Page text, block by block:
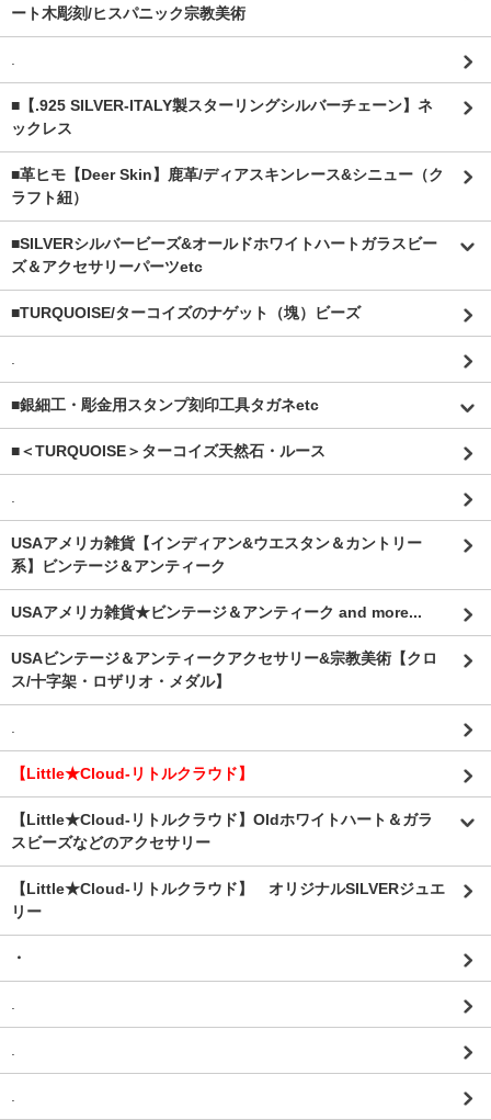
ート木彫刻/ヒスパニック宗教美術
■【.925 SILVER-ITALY製スターリングシルバーチェーン】ネ
ックレス
■革ヒモ【Deer Skin】鹿革/ディアスキンレース&シニュー（ク
ラフト紐）
■SILVERシルバービーズ&オールドホワイトハートガラスビー
ズ＆アクセサリーパーツetc
■TURQUOISE/ターコイズのナゲット（塊）ビーズ
■銀細工・彫金用スタンプ刻印工具タガネetc
■＜TURQUOISE＞ターコイズ天然石・ルース
USAアメリカ雑貨【インディアン&ウエスタン＆カントリー
系】ビンテージ＆アンティーク
USAアメリカ雑貨★ビンテージ＆アンティーク and more...
USAビンテージ＆アンティークアクセサリー&宗教美術【クロ
ス/十字架・ロザリオ・メダル】
【Little★Cloud-リトルクラウド】
【Little★Cloud-リトルクラウド】Oldホワイトハート＆ガラ
スビーズなどのアクセサリー
【Little★Cloud-リトルクラウド】 オリジナルSILVERジュエ
リー
・